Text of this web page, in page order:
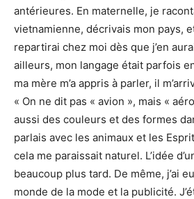
antérieures. En maternelle, je
vietnamienne, décrivais mon pays,
repartirai chez moi dès que j’en
ailleurs, mon langage était parfois
ma mère m’a appris à parler, il
« On ne dit pas « avion », mais «
aussi des couleurs et des formes
parlais avec les animaux et les
cela me paraissait naturel. L’idée
beaucoup plus tard. De même, j’ai
monde de la mode et la publicité.